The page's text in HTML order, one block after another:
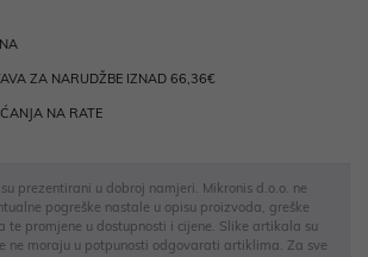
ZA NARUDŽBE IZNAD 66,36€
NA RATE
prezentirani u dobroj namjeri. Mikronis d.o.o. ne
pogreške nastale u opisu proizvoda, greške
te promjene u dostupnosti i cijene. Slike artikala su
ne moraju u potpunosti odgovarati artiklima. Za sve